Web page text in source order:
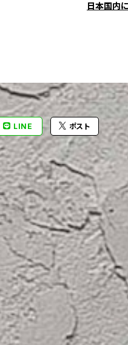
日本国内
LINE ポスト